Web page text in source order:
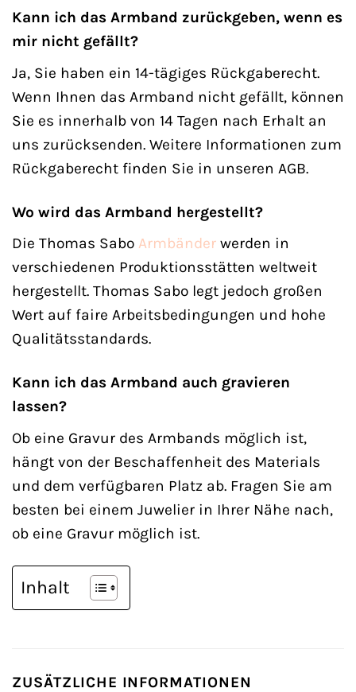
Kann ich das Armband zurückgeben, wenn es
mir nicht gefällt?
Ja, Sie haben ein 14-tägiges Rückgaberecht.
Wenn Ihnen das Armband nicht gefällt, können
Sie es innerhalb von 14 Tagen nach Erhalt an
uns zurücksenden. Weitere Informationen zum
Rückgaberecht finden Sie in unseren AGB.
Wo wird das Armband hergestellt?
Die Thomas Sabo Armbänder werden in
verschiedenen Produktionsstätten weltweit
hergestellt. Thomas Sabo legt jedoch großen
Wert auf faire Arbeitsbedingungen und hohe
Qualitätsstandards.
Kann ich das Armband auch gravieren
lassen?
Ob eine Gravur des Armbands möglich ist,
hängt von der Beschaffenheit des Materials
und dem verfügbaren Platz ab. Fragen Sie am
besten bei einem Juwelier in Ihrer Nähe nach,
ob eine Gravur möglich ist.
Inhalt
ZUSÄTZLICHE INFORMATIONEN